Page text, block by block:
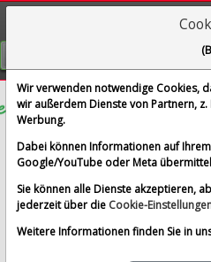
Myers Industries
im Vergleich mit Airbus SE,
Wir verwenden notwendige Cookies,
wir außerdem Dienste von Partnern,
Werbung.
Dabei können Informationen auf
Google/YouTube oder Meta
Sie können alle Dienste akzeptieren,
jederzeit über die Cookie-
Weitere Informationen finden Sie in